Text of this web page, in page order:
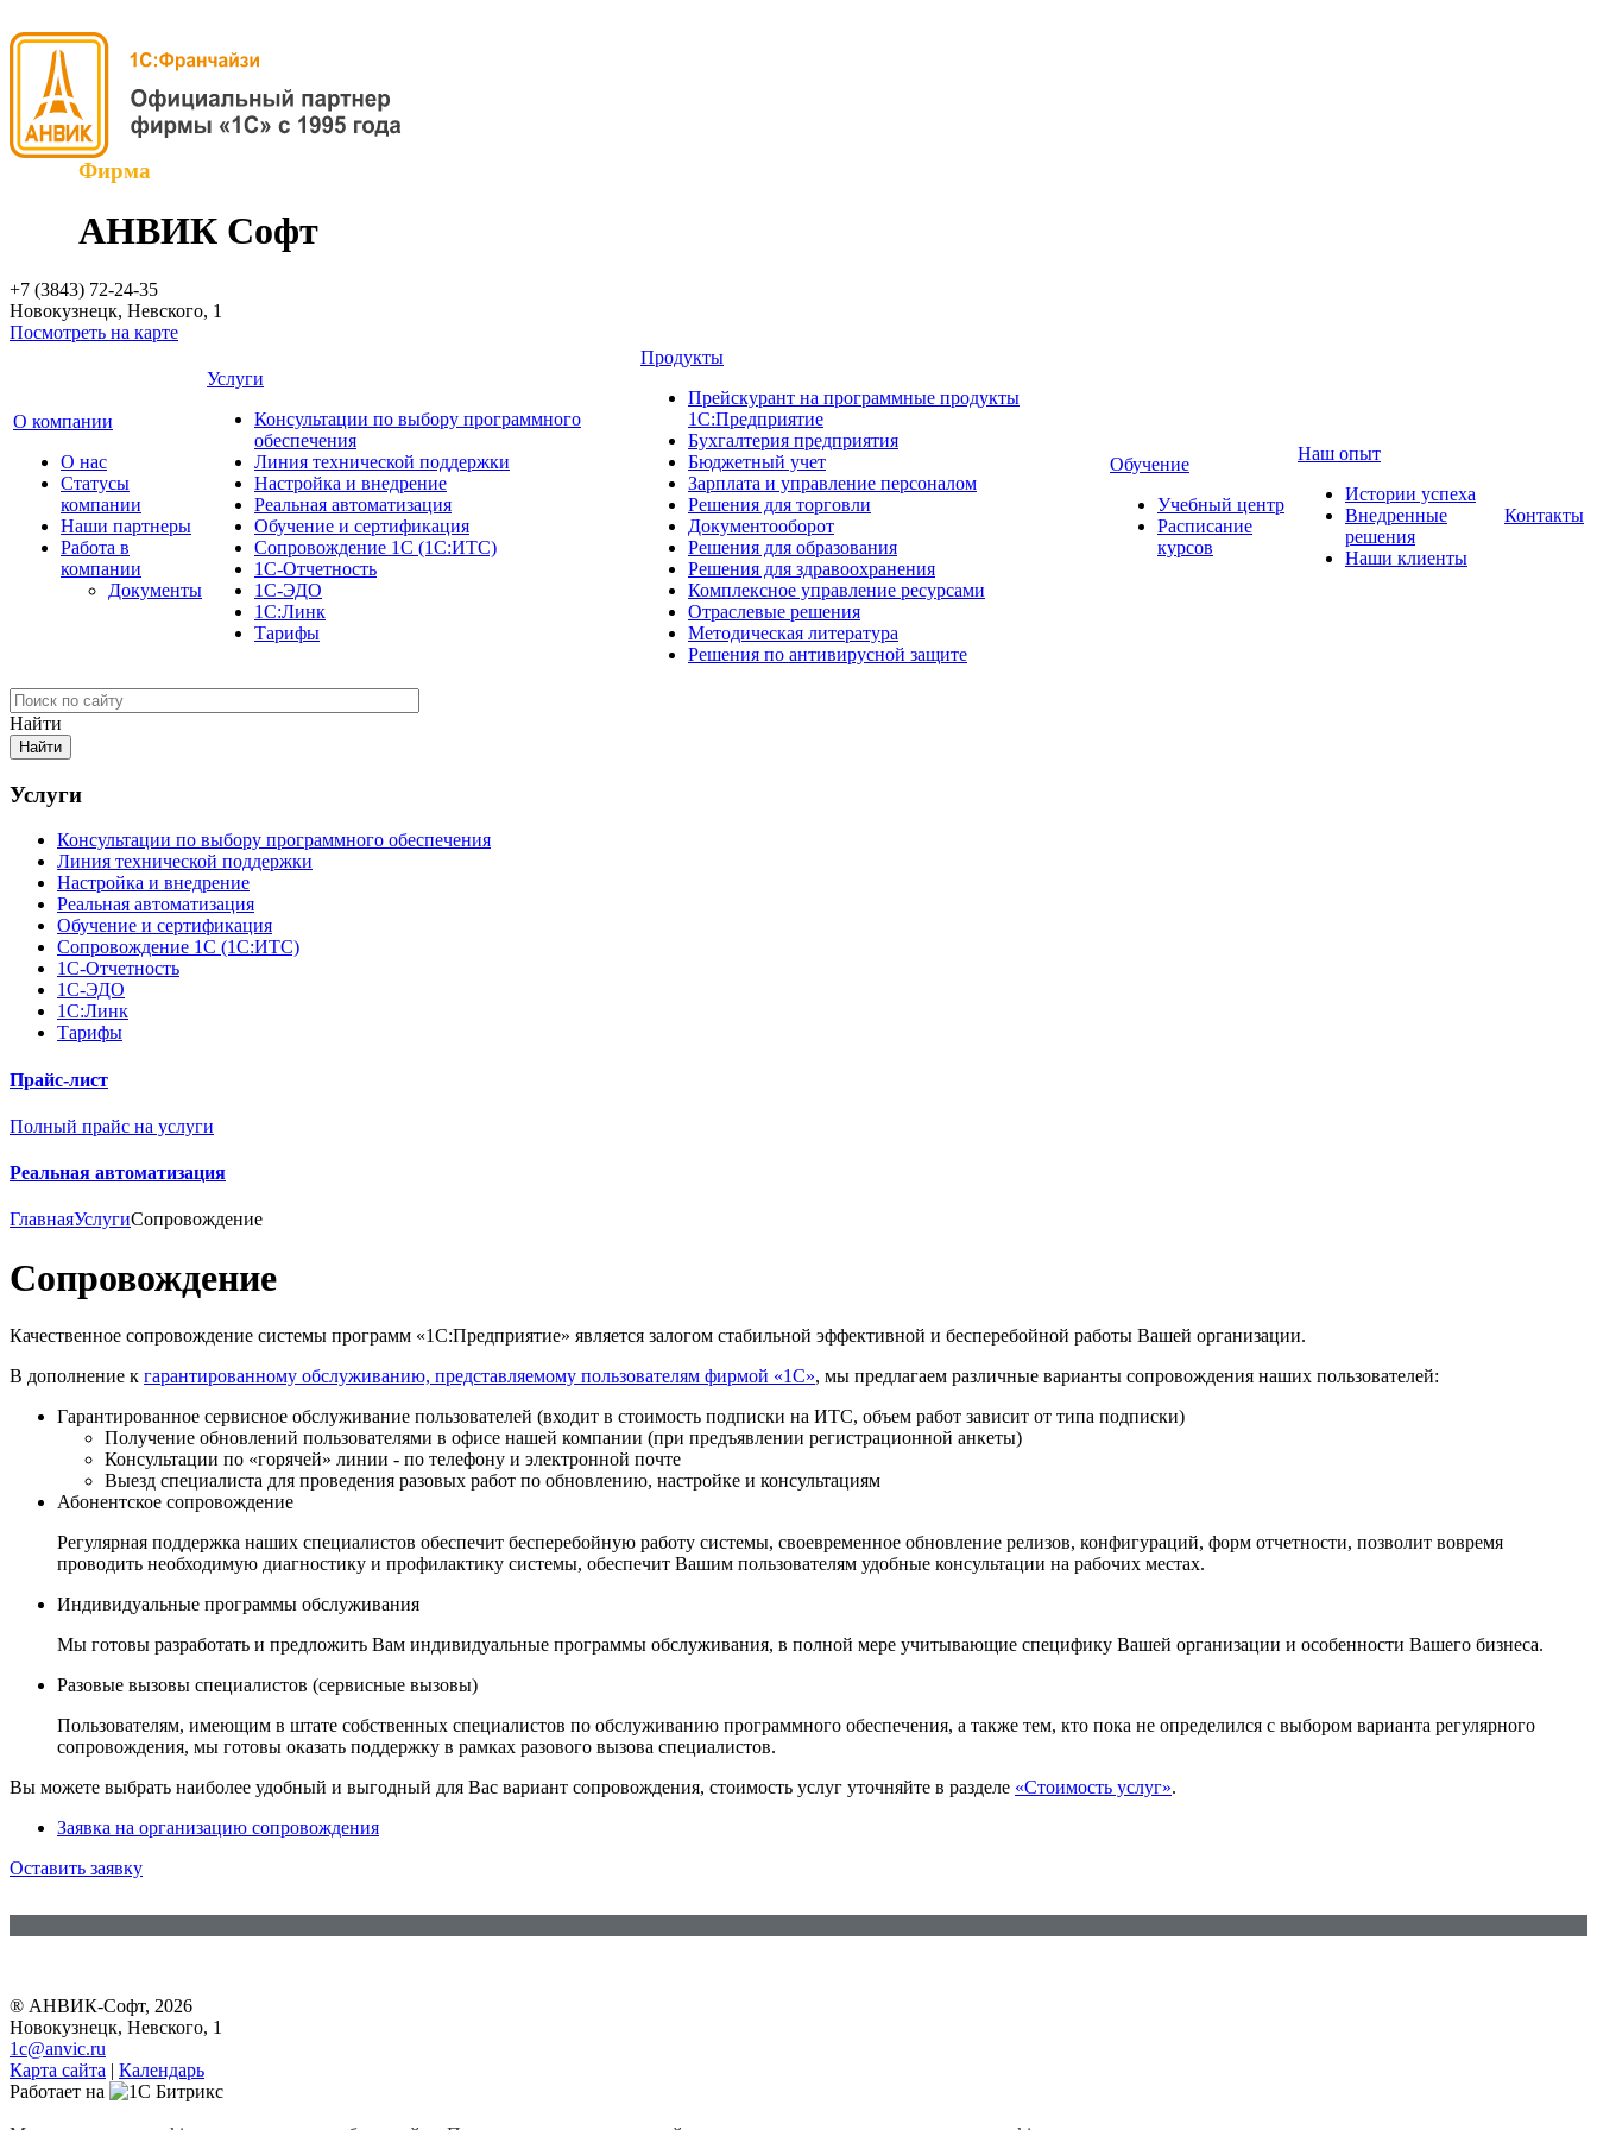
Фирма
АНВИК Софт
+7 (3843) 72-24-35
Новокузнецк, Невского, 1
Посмотреть на карте
О компании
О нас
Cтатусы
компании
Наши партнеры
Работа в
компании
Документы
Услуги
Консультации по выбору программного
обеспечения
Линия технической поддержки
Настройка и внедрение
Реальная автоматизация
Обучение и сертификация
Сопровождение 1С (1С:ИТС)
1С-Отчетность
1С-ЭДО
1С:Линк
Тарифы
Продукты
Прейскурант на программные продукты
1С:Предприятие
Бухгалтерия предприятия
Бюджетный учет
Зарплата и управление персоналом
Решения для торговли
Документооборот
Решения для образования
Решения для здравоохранения
Комплексное управление ресурсами
Отраслевые решения
Методическая литература
Решения по антивирусной защите
Обучение
Учебный центр
Расписание
курсов
Наш опыт
Истории успеха
Внедренные
решения
Наши клиенты
Контакты
Найти
Услуги
Консультации по выбору программного обеспечения
Линия технической поддержки
Настройка и внедрение
Реальная автоматизация
Обучение и сертификация
Сопровождение 1С (1С:ИТС)
1С-Отчетность
1С-ЭДО
1С:Линк
Тарифы
Прайс-лист
Полный прайс на услуги
Реальная автоматизация
ГлавнаяУслугиСопровождение
Сопровождение
Качественное сопровождение системы программ «1С:Предприятие» является залогом стабильной эффективной и бесперебойной работы Вашей организации.
В дополнение к гарантированному обслуживанию, представляемому пользователям фирмой «1С», мы предлагаем различные варианты сопровождения наших пользователей:
Гарантированное сервисное обслуживание пользователей (входит в стоимость подписки на ИТС, объем работ зависит от типа подписки)
Получение обновлений пользователями в офисе нашей компании (при предъявлении регистрационной анкеты)
Консультации по «горячей» линии - по телефону и электронной почте
Выезд специалиста для проведения разовых работ по обновлению, настройке и консультациям
Абонентское сопровождение
Регулярная поддержка наших специалистов обеспечит бесперебойную работу системы, своевременное обновление релизов, конфигураций, форм отчетности, позволит вовремя
проводить необходимую диагностику и профилактику системы, обеспечит Вашим пользователям удобные консультации на рабочих местах.
Индивидуальные программы обслуживания
Мы готовы разработать и предложить Вам индивидуальные программы обслуживания, в полной мере учитывающие специфику Вашей организации и особенности Вашего бизнеса.
Разовые вызовы специалистов (сервисные вызовы)
Пользователям, имеющим в штате собственных специалистов по обслуживанию программного обеспечения, а также тем, кто пока не определился с выбором варианта регулярного
сопровождения, мы готовы оказать поддержку в рамках разового вызова специалистов.
Вы можете выбрать наиболее удобный и выгодный для Вас вариант сопровождения, стоимость услуг уточняйте в разделе «Стоимость услуг».
Заявка на организацию сопровождения
Оставить заявку
® АНВИК-Софт, 2026
Новокузнецк, Невского, 1
1c@anvic.ru
Карта сайта | Календарь
Работает на